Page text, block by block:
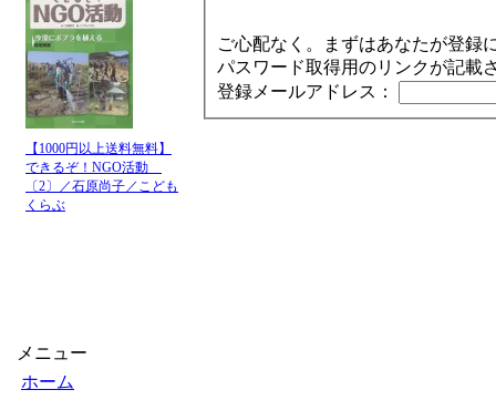
【1000円以上送料無料】
できるぞ！NGO活動
〔2〕／石原尚子／こども
くらぶ
メニュー
ホーム
ご心配なく。まずはあなたが登録
パスワード取得用のリンクが記載
登録メールアドレス：